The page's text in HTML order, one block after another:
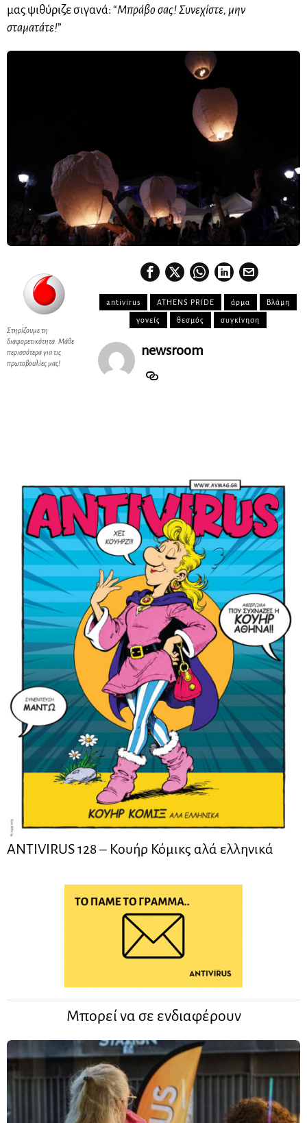
μας ψιθύριζε σιγανά: “Μπράβο σας! Συνεχίστε, μην
σταματάτε!”
Στηρίζουμε τη
διαφορετικότητα. Μάθε
περισσότερα για τις
πρωτοβουλίες μας!
antivirus ATHENS PRIDE άρμα Βλάμη
γονείς θεσμός συγκίνηση
newsroom
ANTIVIRUS 128 – Kουήρ Κόμικς αλά ελληνικά
Μπορεί να σε ενδιαφέρουν